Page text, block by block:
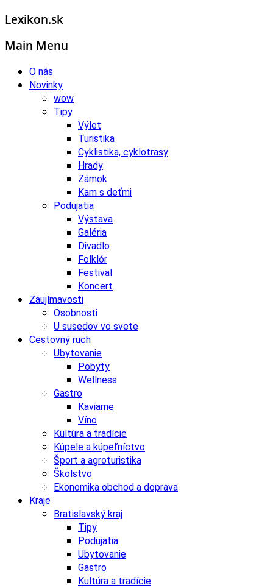
Lexikon.sk
Main Menu
O nás
Novinky
wow
Tipy
Výlet
Turistika
Cyklistika, cyklotrasy
Hrady
Zámok
Kam s deťmi
Podujatia
Výstava
Galéria
Divadlo
Folklór
Festival
Koncert
Zaujímavosti
Osobnosti
U susedov vo svete
Cestovný ruch
Ubytovanie
Pobyty
Wellness
Gastro
Kaviarne
Víno
Kultúra a tradície
Kúpele a kúpeľníctvo
Šport a agroturistika
Školstvo
Ekonomika obchod a doprava
Kraje
Bratislavský kraj
Tipy
Podujatia
Ubytovanie
Gastro
Kultúra a tradície